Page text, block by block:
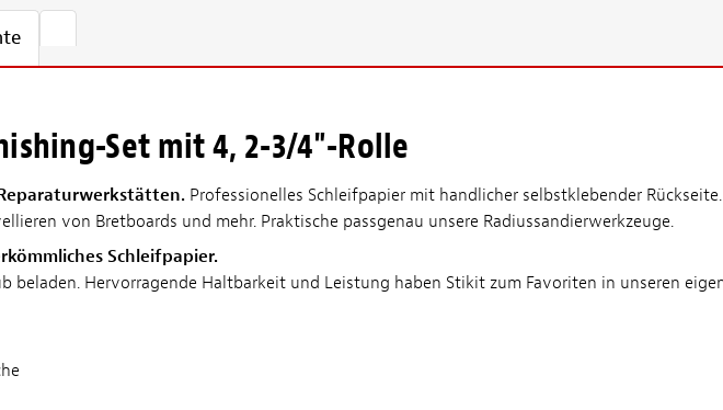
Set mit 4, 2-3/4"-Rolle
Professionelles Schleifpapier mit handlicher selbstklebender
von Bretboards und mehr. Praktische passgenau unsere Radiussandierwerkzeuge.
Schleifpapier.
Hervorragende Haltbarkeit und Leistung haben Stikit zum Favoriten in unseren